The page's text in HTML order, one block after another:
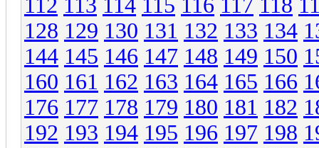
112 113 114 115 116 117 118
128 129 130 131 132 133 134
144 145 146 147 148 149 150
160 161 162 163 164 165 166
176 177 178 179 180 181 182
192 193 194 195 196 197 198